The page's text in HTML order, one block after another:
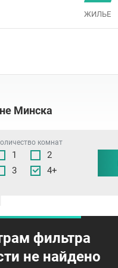
ЖИЛЬЕ
Минска
комнат
1
2
3
4+
фильтра
не найдено